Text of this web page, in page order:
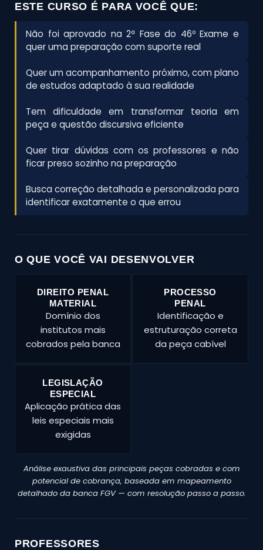
ESTE CURSO É PARA VOCÊ QUE:
Não foi aprovado na 2ª Fase do 46º Exame e
quer uma preparação com suporte real
Quer um acompanhamento próximo, com plano
de estudos adaptado à sua realidade
Tem dificuldade em transformar teoria em
peça e questão discursiva eficiente
Quer tirar dúvidas com os professores e não
ficar preso sozinho na preparação
Busca correção detalhada e personalizada para
identificar exatamente o que errou
O QUE VOCÊ VAI DESENVOLVER
DIREITO PENAL
MATERIAL
Domínio dos
institutos mais
cobrados pela banca
PROCESSO
PENAL
Identificação e
estruturação correta
da peça cabível
LEGISLAÇÃO
ESPECIAL
Aplicação prática das
leis especiais mais
exigidas
Análise exaustiva das principais peças cobradas e com
potencial de cobrança, baseada em mapeamento
detalhado da banca FGV — com resolução passo a passo.
PROFESSORES